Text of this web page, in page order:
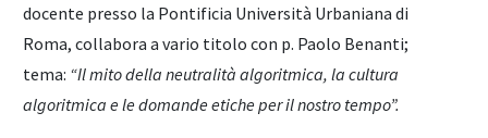
docente presso la Pontificia Università Urbaniana di
Roma, collabora a vario titolo con p. Paolo Benanti;
tema: “Il mito della neutralità algoritmica, la cultura
algoritmica e le domande etiche per il nostro tempo”.